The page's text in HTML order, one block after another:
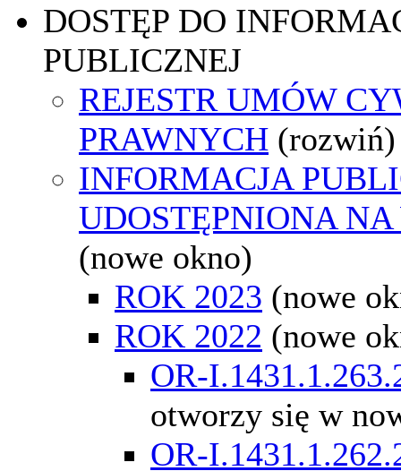
DOSTĘP DO
PUBLICZNEJ
REJESTR UMÓW
PRAWNYCH (rozwiń)
INFORMACJA
UDOSTĘPNIONA
(nowe okno)
ROK 2023 (nowe
ROK 2022 (nowe
OR-
otworzy się w
OR-